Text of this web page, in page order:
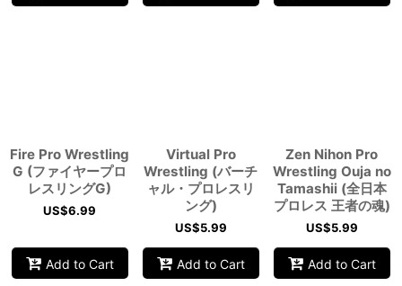
Fire Pro Wrestling
G (ファイヤープロ
レスリングG)
US$6.99
Add to Cart
Virtual Pro
Wrestling (バーチ
ャル・プロレスリ
ング)
US$5.99
Add to Cart
Zen Nihon Pro
Wrestling Ouja no
Tamashii (全日本
プロレス 王者の魂)
US$5.99
Add to Cart